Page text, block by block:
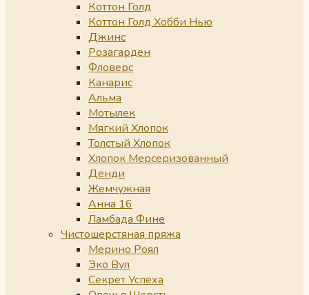
Коттон Голд
Коттон Голд Хобби Нью
Джинс
Розагарден
Фловерс
Канарис
Альма
Мотылек
Мягкий Хлопок
Толстый Хлопок
Хлопок Мерсеризованный
Денди
Жемчужная
Анна 16
Ламбада Фине
Чистошерстяная пряжа
Мерино Роял
Эко Вул
Секрет Успеха